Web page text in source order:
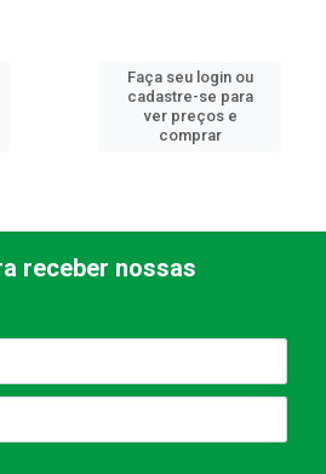
Faça seu login ou
cadastre-se para
ver preços e
comprar
receber nossas